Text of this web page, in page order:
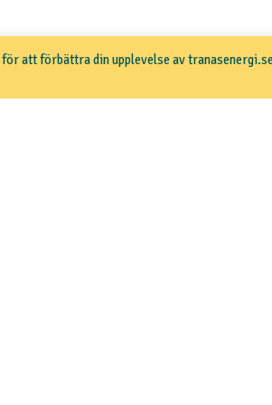
att förbättra din upplevelse av